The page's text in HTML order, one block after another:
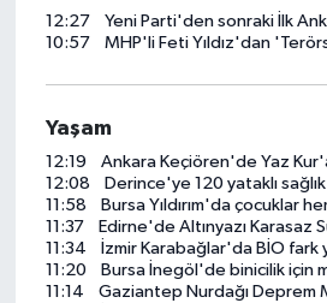
12:27
Yeni Parti'den sonraki İlk
10:57
MHP'li Feti Yıldız'dan 'Terörsüz Türkiye' mesajı:
Yaşam
12:19
Ankara Keçiören'de Yaz Kur'an
12:08
Derince'ye 120 yataklı
11:58
Bursa Yıldırım'da çocuklar hem
11:37
Edirne'de Altınyazı Karasaz Sulama
11:34
İzmir Karabağlar'da BİO fark
11:20
Bursa İnegöl'de binicilik için
11:14
Gaziantep Nurdağı Deprem Müzesi ve Afet